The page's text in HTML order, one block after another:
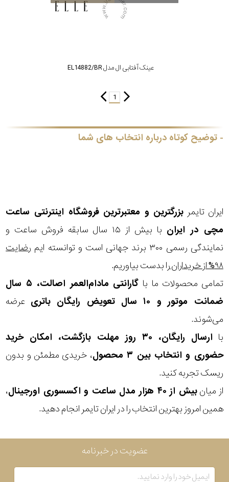
عینک آفتابی ال مدل EL14882/BR
1
توضیح کوتاه درباره انتخاب های شما
ایران تایمر بزرگترین و معتبرترین فروشگاه اینترنتی ساعت
مچی در ایران
با بیش از ۱۵ سال سابقه فروش ساعت و
نمایندگی رسمی ۳۰۰ برند جهانی است و توانسته ایم
رضایت
۹۸% از خریداران
را بدست بیاوریم.
تمامی محصولات ما با
گارانتی مادام‌العمر اصالت، ۵ سال
ضمانت موتور و ۱۰ سال تعویض رایگان باتری
عرضه
می‌شوند.
با
ارسال رایگان، ۳۰ روز مهلت بازگشت، امکان خرید
حضوری و انتخاب بین ۳ محصول
، خریدی مطمئن و بدون
ریسک تجربه کنید.
از میانبیش از ۴۰ هزار مدل ساعت و اکسسوری اورجینال
،
همین امروز بهترین انتخاب را در ایران تایمر انجام دهید.
عضویت در خبرنامه